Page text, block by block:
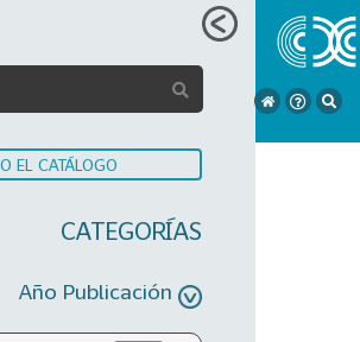
EL CATÁLOGO
CATEGORÍAS
Año Publicación